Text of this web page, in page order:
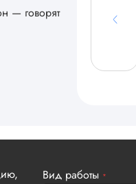
— говорят
Вид работы *